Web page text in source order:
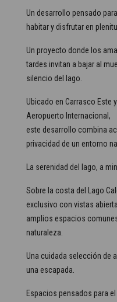
Un desarrollo pensado
habitar y disfrutar en
Un proyecto donde los
tardes invitan a bajar al
silencio del lago.
Ubicado en Carrasco Este
Aeropuerto Internacional,
este desarrollo combina
privacidad de un entorno
La serenidad del lago, a
Sobre la costa del Lago
exclusivo con vistas
amplios espacios
naturaleza.
Una cuidada selección de
una escapada.
Espacios pensados para